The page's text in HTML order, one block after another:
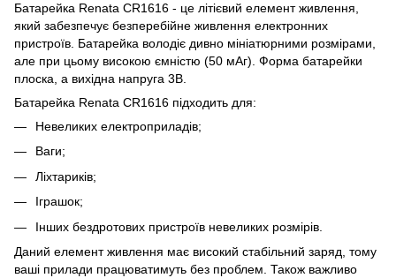
Батарейка Renata CR1616 - це літієвий елемент живлення,
який забезпечує безперебійне живлення електронних
пристроїв. Батарейка володіє дивно мініатюрними розмірами,
але при цьому високою ємністю (50 мАг). Форма батарейки
плоска, а вихідна напруга 3В.
Батарейка Renata CR1616 підходить для:
Невеликих електроприладів;
Ваги;
Ліхтариків;
Іграшок;
Інших бездротових пристроїв невеликих розмірів.
Даний елемент живлення має високий стабільний заряд, тому
ваші прилади працюватимуть без проблем. Також важливо